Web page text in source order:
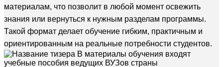
материалам, что позволит в любой момент освежить
знания или вернуться к нужным разделам программы.
Такой формат делает обучение гибким, практичным и
ориентированным на реальные потребности студентов.
В материалы обучения входят
учебные пособия ведущих ВУЗов страны